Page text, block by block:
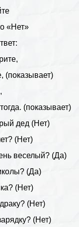
«Нет»
(показывает)
(показывает)
дед (Нет)
(Нет)
веселый? (Да)
(Да)
(Нет)
(Нет)
(Нет)